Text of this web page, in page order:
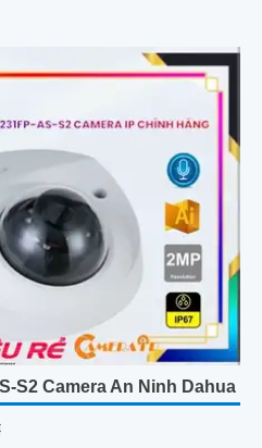
S2 Camera An Ninh Dahua